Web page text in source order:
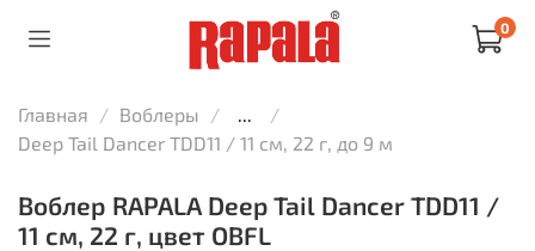
0
Главная Воблеры
...
Deep Tail Dancer TDD11 / 11 см, 22 г, до 9 м
Воблер RAPALA Deep Tail Dancer TDD11 /
11 см, 22 г, цвет OBFL